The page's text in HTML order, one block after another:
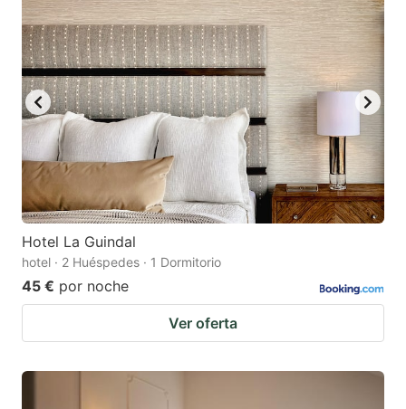
Hotel La Guindal
hotel · 2 Huéspedes · 1 Dormitorio
45 € por noche
Ver oferta